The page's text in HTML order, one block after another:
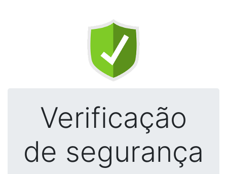
Verificação
de segurança